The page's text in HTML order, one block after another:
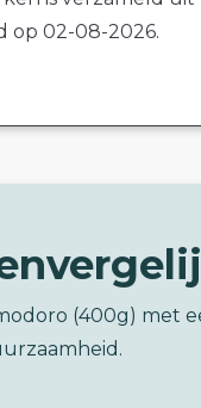
op 02-08-2026.
(400g) met